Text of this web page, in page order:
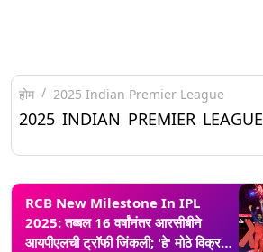
होम 2025 Indian Premier League
2025 INDIAN PREMIER LEAGUE
RCB New Milestone In IPL
2025: तब्बल 16 वर्षांनंतर आरसीबीने
आयपीएलची ट्रॉफी जिंकली; 'हे' मोठे विक्रम